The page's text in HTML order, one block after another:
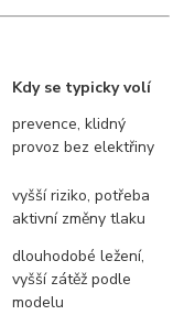
Kdy se typicky volí
prevence, klidný
provoz bez elektřiny
vyšší riziko, potřeba
aktivní změny tlaku
dlouhodobé ležení,
vyšší zátěž podle
modelu